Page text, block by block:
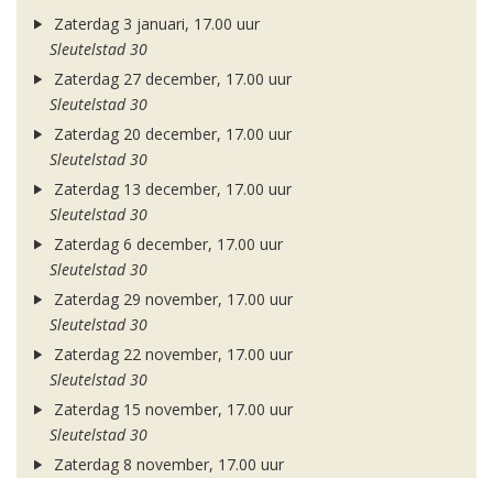
Zaterdag 3 januari, 17.00 uur
Sleutelstad 30
Zaterdag 27 december, 17.00 uur
Sleutelstad 30
Zaterdag 20 december, 17.00 uur
Sleutelstad 30
Zaterdag 13 december, 17.00 uur
Sleutelstad 30
Zaterdag 6 december, 17.00 uur
Sleutelstad 30
Zaterdag 29 november, 17.00 uur
Sleutelstad 30
Zaterdag 22 november, 17.00 uur
Sleutelstad 30
Zaterdag 15 november, 17.00 uur
Sleutelstad 30
Zaterdag 8 november, 17.00 uur